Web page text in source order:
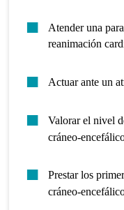
Atender una
reanimación
Actuar ante un
Valorar el nivel
cráneo-
Prestar los
cráneo-